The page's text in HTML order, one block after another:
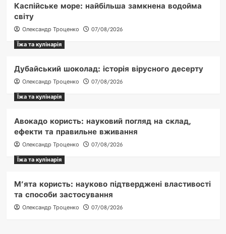
Каспійське море: найбільша замкнена водойма
світу
Олександр Троценко
07/08/2026
Їжа та кулінарія
Дубайський шоколад: історія вірусного десерту
Олександр Троценко
07/08/2026
Їжа та кулінарія
Авокадо користь: науковий погляд на склад,
ефекти та правильне вживання
Олександр Троценко
07/08/2026
Їжа та кулінарія
М’ята користь: науково підтверджені властивості
та способи застосування
Олександр Троценко 07/08/2026